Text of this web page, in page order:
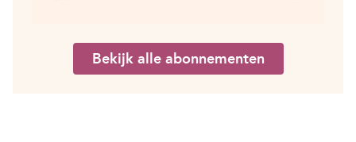
Bekijk alle abonnementen